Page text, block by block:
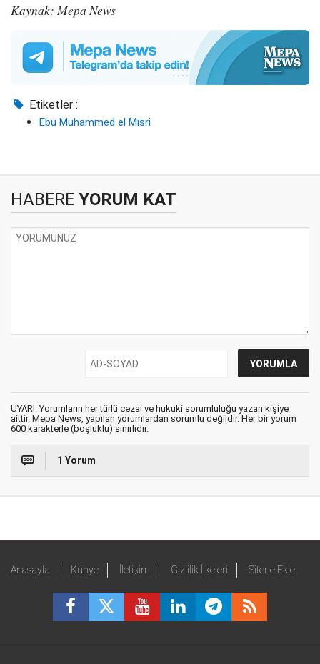
Kaynak: Mepa News
Etiketler :
Ebu Muhammed el Mısri
HABERE YORUM KAT
UYARI: Yorumların her türlü cezai ve hukuki sorumluluğu yazan kişiye
aittir. Mepa News, yapılan yorumlardan sorumlu değildir. Her bir yorum
600 karakterle (boşluklu) sınırlıdır.
1 Yorum
Anasayfa Künye İletişim Gizlilik İlkeleri Sitene Ekle